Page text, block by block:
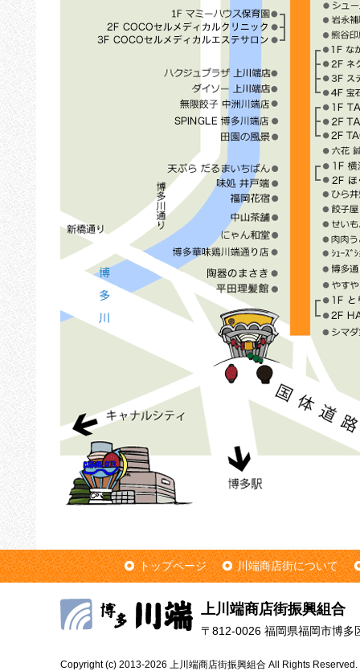
トップページ 川端商店街について
上川端商店街振興組合
〒812-0026 福岡県福岡市博
Copyright (c) 2013-2026 上川端商店街振興組合 All Rights Reserved.